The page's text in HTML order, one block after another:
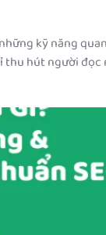
kỹ năng
thu hút người